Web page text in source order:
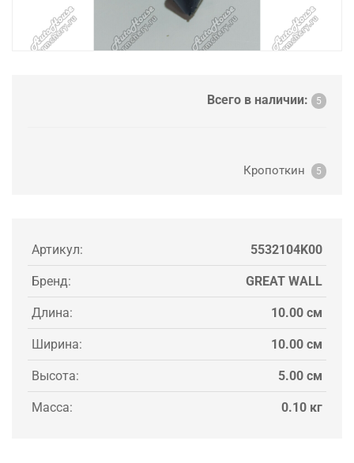
Всего в наличии: 5
Кропоткин 5
Артикул: 5532104K00
Бренд: GREAT WALL
Длина: 10.00 см
Ширина: 10.00 см
Высота: 5.00 см
Масса: 0.10 кг